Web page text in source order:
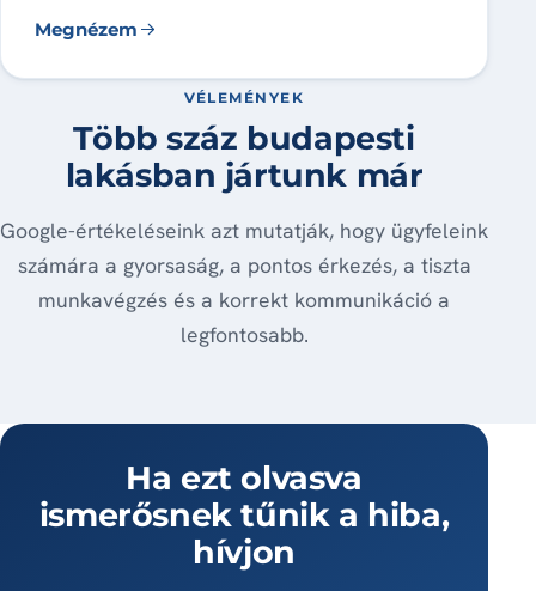
Megnézem
VÉLEMÉNYEK
Több száz budapesti
lakásban jártunk már
Google-értékeléseink azt mutatják, hogy ügyfeleink
számára a gyorsaság, a pontos érkezés, a tiszta
munkavégzés és a korrekt kommunikáció a
legfontosabb.
Ha ezt olvasva
ismerősnek tűnik a hiba,
hívjon